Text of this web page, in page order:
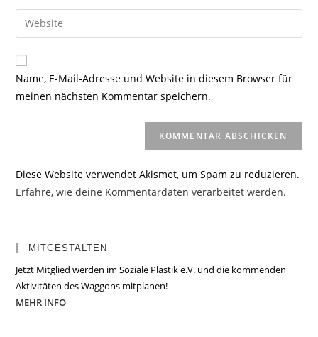
zum
Kommentieren
ein
E-
Mail-
zum
Kommentieren
ein
Gib
deine
Website-
URL
Name, E-Mail-Adresse und Website in diesem Browser für
meinen nächsten Kommentar speichern.
Diese Website verwendet Akismet, um Spam zu reduzieren.
Erfahre, wie deine Kommentardaten verarbeitet werden.
MITGESTALTEN
Jetzt Mitglied werden im Soziale Plastik e.V. und die kommenden
Aktivitäten des Waggons mitplanen!
MEHR INFO